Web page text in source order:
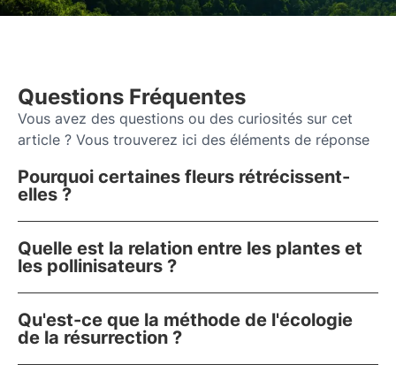
Questions Fréquentes
Vous avez des questions ou des curiosités sur cet
article ? Vous trouverez ici des éléments de réponse
Pourquoi certaines fleurs rétrécissent-
elles ?
Quelle est la relation entre les plantes et
les pollinisateurs ?
Qu'est-ce que la méthode de l'écologie
de la résurrection ?